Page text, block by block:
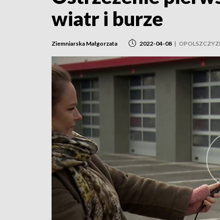
wiatr i burze
Ziemniarska Małgorzata 2022-04-08 |